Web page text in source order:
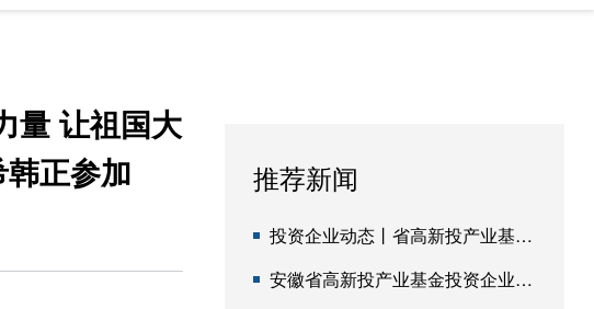
量 让祖国大
正参加
推荐新闻
投资企业动态丨省高新投产业基金所投资4家企业成功获IPO申报受理
安徽省高新投产业基金投资企业挚达科技通过港交所聆讯